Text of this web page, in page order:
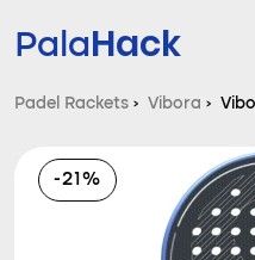
PalaHack
Padel
Vragen en
Vergelijker
Padel Rackets › Vibora ›
-21%